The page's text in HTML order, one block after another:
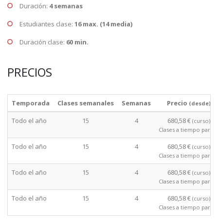
Duración: 4 semanas
Estudiantes clase: 16 max. (14 media)
Duración clase: 60 min.
PRECIOS
Temporada Clases semanales Semanas Precio (desde)
Todo el año 15 4 680,58 € (curso)
Clases a tiempo
Todo el año 15 4 680,58 € (curso)
Clases a tiempo
Todo el año 15 4 680,58 € (curso)
Clases a tiempo
Todo el año 15 4 680,58 € (curso)
Clases a tiempo